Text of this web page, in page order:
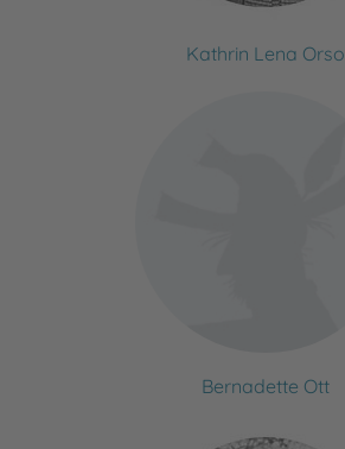
Kathrin Lena Orso
Bernadette Ott